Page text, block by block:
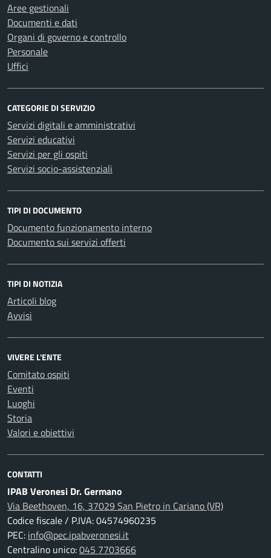
Aree gestionali
Documenti e dati
Organi di governo e controllo
Personale
Uffici
CATEGORIE DI SERVIZIO
Servizi digitali e amministrativi
Servizi educativi
Servizi per gli ospiti
Servizi socio-assistenziali
TIPI DI DOCUMENTO
Documento funzionamento interno
Documento sui servizi offerti
TIPI DI NOTIZIA
Articoli blog
Avvisi
VIVERE L'ENTE
Comitato ospiti
Eventi
Luoghi
Storia
Valori e obiettivi
CONTATTI
IPAB Veronesi Dr. Germano
Via Beethoven, 16, 37029 San Pietro in Cariano (VR)
Codice fiscale / P.IVA: 04574960235
PEC: info@pec.ipabveronesi.it
Centralino unico:045 7703666